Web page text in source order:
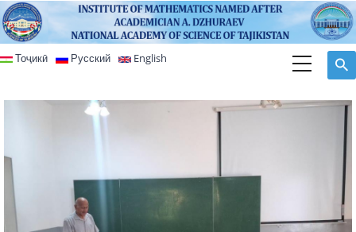
Skip to main content
Тоҷикӣ Русский English